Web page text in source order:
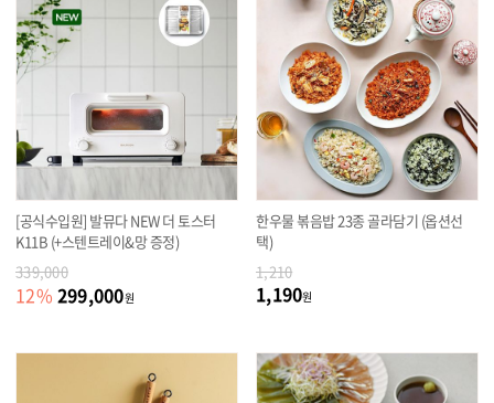
[공식수입원] 발뮤다 NEW 더 토스터
K11B (+스텐트레이&망 증정)
339,000
12% 299,000원
한우물 볶음밥 23종 골라담기 (옵션선
택)
1,210
1,190원